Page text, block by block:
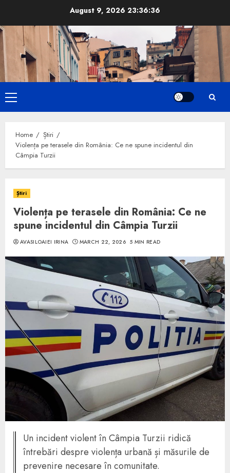
content
August 9, 202623:36:37
Primary
Menu
Home
Știri
Violența pe terasele din România: Ce ne spune incidentul din
Câmpia Turzii
Știri
Violența pe terasele din România: Ce ne
spune incidentul din Câmpia Turzii
AVASILOAIEI IRINA MARCH 22, 2026 5 MIN READ
Un incident violent în Câmpia Turzii ridică
întrebări despre violența urbană și măsurile de
prevenire necesare în comunitate.